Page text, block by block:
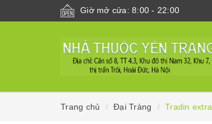
Giờ mở cửa: 8:00 - 22:00
Trang chủ Đại Tràng Tradin extra